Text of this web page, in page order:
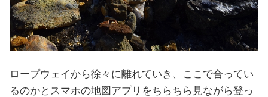
ロープウェイから徐々に離れていき、ここで合ってい
るのかとスマホの地図アプリをちらちら見ながら登っ